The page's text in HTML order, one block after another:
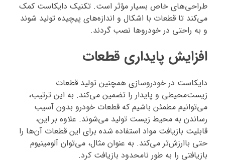
طراحی‌های خاص بسیار مؤثر است. تکنیک دایکاست کمک
می‌کند تا قطعات با اشکال و اندازه‌های پیچیده تولید شوند
و به راحتی در خودروها نصب گردند.
افزایش پایداری قطعات
دایکاست در خودروسازی همچنین تولید قطعات
زیست‌محیطی و پایدار را تضمین می‌کند. به این ترتیب،
می‌توانیم مطمئن باشیم که قطعات خودرو بدون آسیب
رساندن به محیط زیست تولید می‌شوند. علاوه بر این،
قابلیت بازیافت مواد استفاده شده برای این قطعات آن‌ها را
حتی باارزش‌تر می‌کند. به عنوان مثال، می‌توان آلومینیوم
بازیافتی را به طور نامحدود بازیافت کرد.